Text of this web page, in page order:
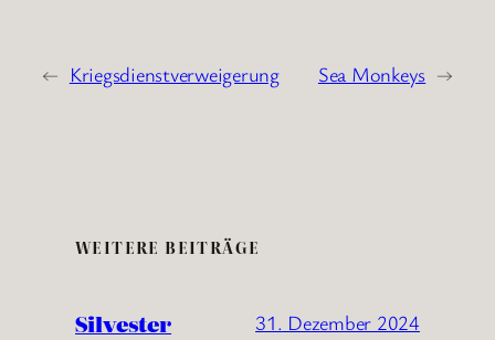
← Kriegsdienstverweigerung Sea Monkeys →
WEITERE BEITRÄGE
Silvester 31. Dezember 2024